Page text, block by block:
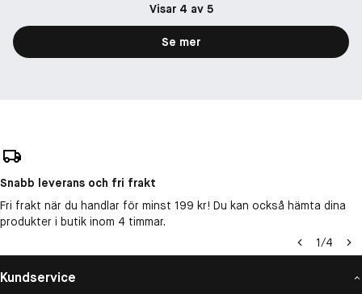
Visar 4 av 5
Se mer
Snabb leverans och fri frakt
Fri frakt när du handlar för minst 199 kr! Du kan också hämta dina
produkter i butik inom 4 timmar.
1/4
Kundservice